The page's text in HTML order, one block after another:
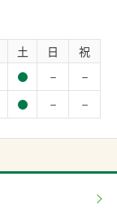
土 日 祝
－ －
－ －